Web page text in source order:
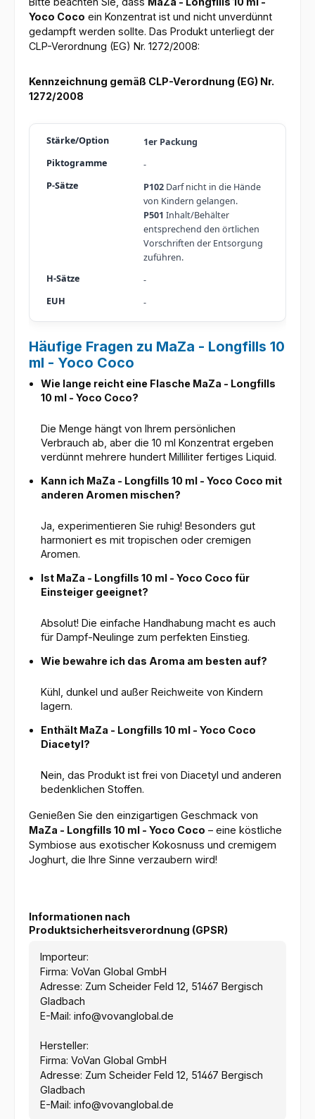
Yoco Coco ein Konzentrat ist und nicht unverdünnt
gedampft werden sollte. Das Produkt unterliegt der
CLP-Verordnung (EG) Nr. 1272/2008:
Kennzeichnung gemäß CLP-Verordnung (EG) Nr.
1272/2008
1er Packung
-
P102Darf nicht in die Hände
von Kindern gelangen.
P501 Inhalt/Behälter
entsprechend den örtlichen
Vorschriften der Entsorgung
zuführen.
-
-
Häufige Fragen zu MaZa - Longfills 10
ml - Yoco Coco
Wie lange reicht eine Flasche MaZa - Longfills
10 ml - Yoco Coco?
Die Menge hängt von Ihrem persönlichen
Verbrauch ab, aber die 10 ml Konzentrat ergeben
verdünnt mehrere hundert Milliliter fertiges Liquid.
Kann ich MaZa - Longfills 10 ml - Yoco Coco mit
anderen Aromen mischen?
Ja, experimentieren Sie ruhig! Besonders gut
harmoniert es mit tropischen oder cremigen
Aromen.
Ist MaZa - Longfills 10 ml - Yoco Coco für
Einsteiger geeignet?
Absolut! Die einfache Handhabung macht es auch
für Dampf-Neulinge zum perfekten Einstieg.
Wie bewahre ich das Aroma am besten auf?
Kühl, dunkel und außer Reichweite von Kindern
lagern.
Enthält MaZa - Longfills 10 ml - Yoco Coco
Diacetyl?
Nein, das Produkt ist frei von Diacetyl und anderen
bedenklichen Stoffen.
Genießen Sie den einzigartigen Geschmack von
MaZa - Longfills 10 ml - Yoco Coco – eine köstliche
Symbiose aus exotischer Kokosnuss und cremigem
Joghurt, die Ihre Sinne verzaubern wird!
Informationen nach
Produktsicherheitsverordnung (GPSR)
Importeur:
Firma: VoVan Global GmbH
Adresse: Zum Scheider Feld 12, 51467 Bergisch
Gladbach
E-Mail: info@vovanglobal.de
Hersteller:
Firma: VoVan Global GmbH
Adresse: Zum Scheider Feld 12, 51467 Bergisch
Gladbach
E-Mail: info@vovanglobal.de